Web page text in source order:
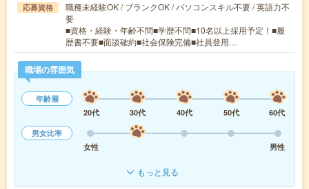
応募資格
職種未経験OK / ブランクOK / パソコンスキル不要 / 英語力不
要
■資格・経験・年齢不問■学歴不問■10名以上採用予定！■履
歴書不要■面談確約■社会保険完備■社員登用…
職場の雰囲気
年齢層
20代
30代 40代 50代
60代
男女比率
女性
男性
もっと見る